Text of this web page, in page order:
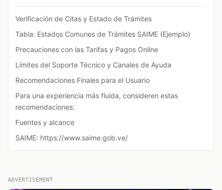
Verificación de Citas y Estado de Trámites
Tabla: Estados Comunes de Trámites SAIME (Ejemplo)
Precauciones con las Tarifas y Pagos Online
Límites del Soporte Técnico y Canales de Ayuda
Recomendaciones Finales para el Usuario
Para una experiencia más fluida, consideren estas
recomendaciones:
Fuentes y alcance
SAIME: https://www.saime.gob.ve/
ADVERTISEMENT